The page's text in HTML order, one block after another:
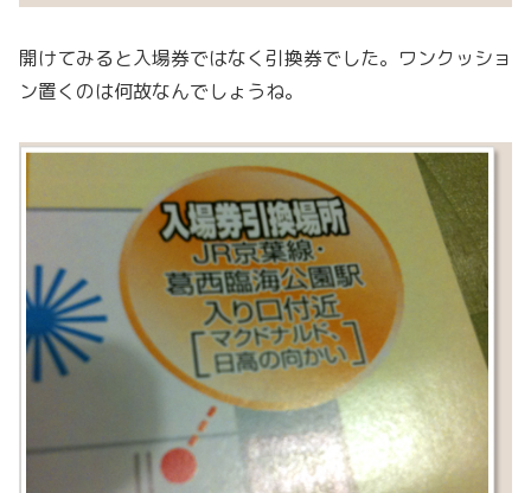
開けてみると入場券ではなく引換券でした。ワンクッショ
ン置くのは何故なんでしょうね。